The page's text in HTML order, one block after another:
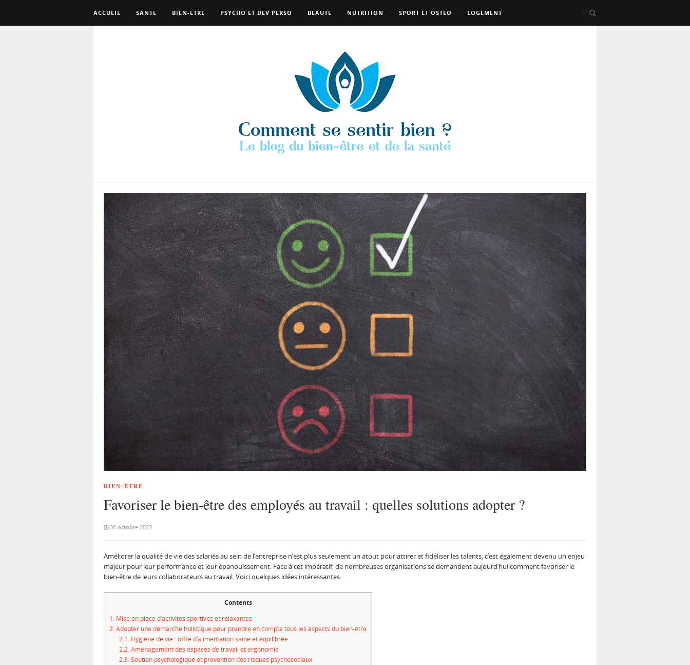
ACCUEIL SANTÉ BIEN-ÊTRE PSYCHO ET DEV PERSO BEAUTÉ NUTRITION SPORT ET OSTÉO LOGEMENT
BIEN-ÊTRE
Favoriser le bien-être des employés au travail : quelles solutions adopter ?
30 octobre 2023
Améliorer la qualité de vie des salariés au sein de l’entreprise n’est plus seulement un atout pour attirer et fidéliser les talents, c’est également devenu un enjeu
majeur pour leur performance et leur épanouissement. Face à cet impératif, de nombreuses organisations se demandent aujourd’hui comment favoriser le
bien-être de leurs collaborateurs au travail. Voici quelques idées intéressantes.
Contents
1. Mise en place d’activités sportives et relaxantes
2.Adopter une démarche holistique pour prendre en compte tous les aspects du bien-être
2.1.Hygiène de vie : offre d’alimentation saine et équilibrée
2.2.Aménagement des espaces de travail et ergonomie
2.3.Soutien psychologique et prévention des risques psychosociaux